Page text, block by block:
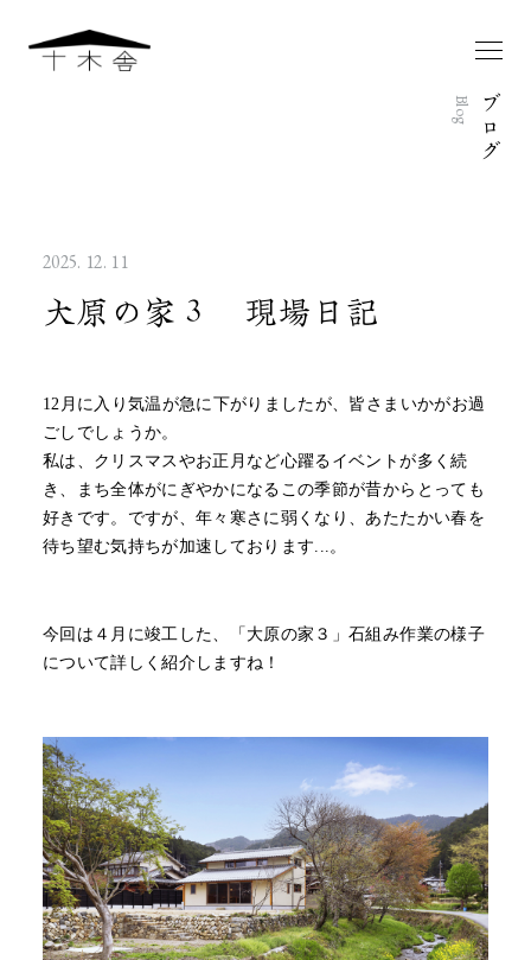
ブ
ロ
グ
Blog
2025. 12. 11
大原の家３ 現場日記
12月に入り気温が急に下がりましたが、皆さまいかがお過
ごしでしょうか。
私は、クリスマスやお正月など心躍るイベントが多く続
き、まち全体がにぎやかになるこの季節が昔からとっても
好きです。ですが、年々寒さに弱くなり、あたたかい春を
待ち望む気持ちが加速しております...。
今回は４月に竣工した、「大原の家３」石組み作業の様子
について詳しく紹介しますね！